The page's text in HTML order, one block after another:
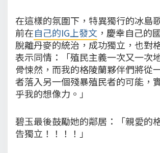
在這樣的氛圍下，特異獨行的冰島
前在自己的IG上發文 ，慶幸自己的
脫離丹麥的統治，成功獨立，也對
表示同情：「殖民主義一次又一次
骨悚然，而我的格陵蘭夥伴們將從
者落入另一個殘暴殖民者的可能，
乎我的想像力。」
碧玉最後鼓勵她的鄰居：「親愛的
告獨立！！！！」